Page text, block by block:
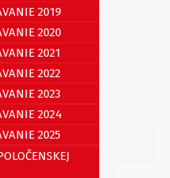
2019
2020
2021
2022
2023
2024
2025